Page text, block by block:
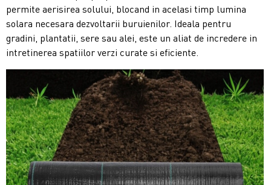
permite aerisirea solului, blocand in acelasi timp lumina
solara necesara dezvoltarii buruienilor. Ideala pentru
gradini, plantatii, sere sau alei, este un aliat de incredere in
intretinerea spatiilor verzi curate si eficiente.